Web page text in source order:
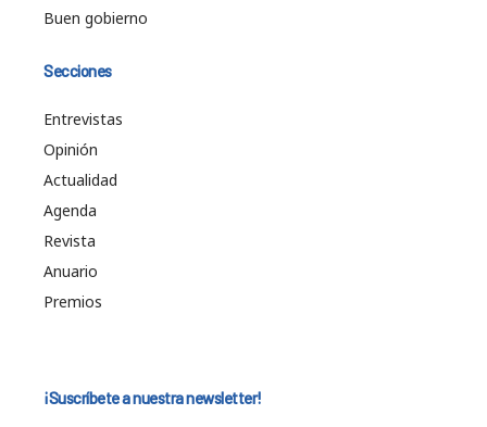
Buen gobierno
Secciones
Entrevistas
Opinión
Actualidad
Agenda
Revista
Anuario
Premios
¡Suscríbete a nuestra newsletter!